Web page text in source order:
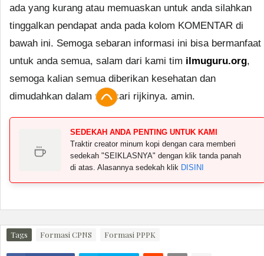
ada yang kurang atau memuaskan untuk anda silahkan
tinggalkan pendapat anda pada kolom KOMENTAR di
bawah ini. Semoga sebaran informasi ini bisa bermanfaat
untuk anda semua, salam dari kami tim ilmuguru.org,
semoga kalian semua diberikan kesehatan dan
dimudahkan dalam mencari rijkinya. amin.
SEDEKAH ANDA PENTING UNTUK KAMI
Traktir creator minum kopi dengan cara memberi
sedekah "SEIKLASNYA" dengan klik tanda panah
di atas. Alasannya sedekah klik DISINI
Tags Formasi CPNS Formasi PPPK